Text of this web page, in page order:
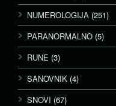
NUMEROLOGIJA (251)
PARANORMALNO (5)
RUNE (3)
SANOVNIK (4)
SNOVI (67)